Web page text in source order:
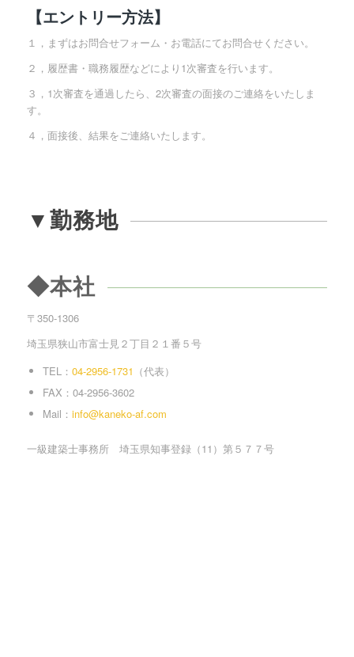
【エントリー方法】
１，まずはお問合せフォーム・お電話にてお問合せください。
２，履歴書・職務履歴などにより1次審査を行います。
３，1次審査を通過したら、2次審査の面接のご連絡をいたしま
す。
４，面接後、結果をご連絡いたします。
▼勤務地
◆本社
〒350-1306
埼玉県狭山市富士見２丁目２１番５号
TEL： 04-2956-1731 （代表）
FAX：04-2956-3602
Mail： info@kaneko-af.com
一級建築士事務所 埼玉県知事登録（11）第５７７号